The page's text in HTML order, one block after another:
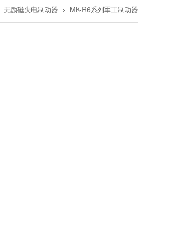
无励磁失电制动器 > MK-R6系列军工制动器